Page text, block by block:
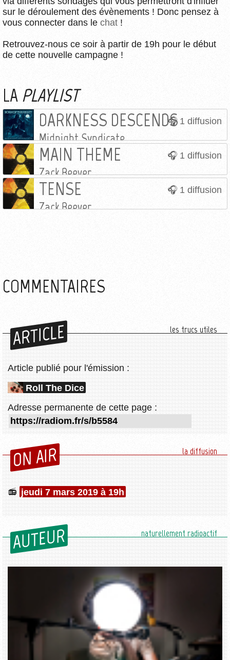
sur le déroulement des évènements ! Donc pensez à
vous connecter dans le chat !
Retrouvez-nous ce soir à partir de 19h pour le début
de cette nouvelle campagne !
LA PLAYLIST
1 diffusion
DARKNESS DESCENDS
Midnight Syndicate
1 diffusion
MAIN THEME
Zack Beever
1 diffusion
TENSE
Zack Beever
COMMENTAIRES
ARTICLE les trucs utiles
Article publié pour l'émission :
Roll The Dice
Adresse permanente de cette page :
ON AIR la diffusion
jeudi 7 mars 2019 à 19h
AUTEUR naturellement radioactif